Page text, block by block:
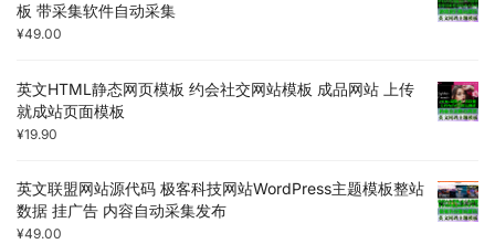
板 带采集软件自动采集
¥49.00
英文HTML静态网页模板 约会社交网站模板 成品网站 上传
就成站页面模板
¥19.90
英文联盟网站源代码 极客科技网站WordPress主题模板整站
数据 挂广告 内容自动采集发布
¥49.00